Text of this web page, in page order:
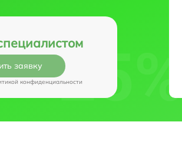
заявку
конфиденциальности